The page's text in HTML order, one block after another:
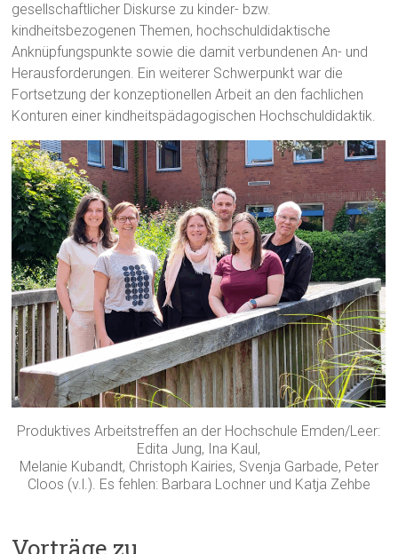
gesellschaftlicher Diskurse zu kinder- bzw.
kindheitsbezogenen Themen, hochschuldidaktische
Anknüpfungspunkte sowie die damit verbundenen An- und
Herausforderungen. Ein weiterer Schwerpunkt war die
Fortsetzung der konzeptionellen Arbeit an den fachlichen
Konturen einer kindheitspädagogischen Hochschuldidaktik.
Produktives Arbeitstreffen an der Hochschule Emden/Leer:
Edita Jung, Ina Kaul,
Melanie Kubandt, Christoph Kairies, Svenja Garbade, Peter
Cloos (v.l.). Es fehlen: Barbara Lochner und Katja Zehbe